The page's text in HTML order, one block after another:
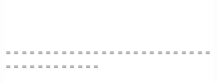
＝＝＝＝＝＝＝＝＝＝＝＝＝＝＝＝＝＝＝＝＝＝＝＝＝＝
＝＝＝＝＝＝＝＝＝＝＝＝